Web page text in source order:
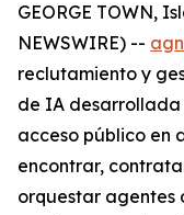
GEORGE TOWN,
NEWSWIRE) --
reclutamiento y
de IA desarrollada
acceso público en
encontrar,
orquestar agentes